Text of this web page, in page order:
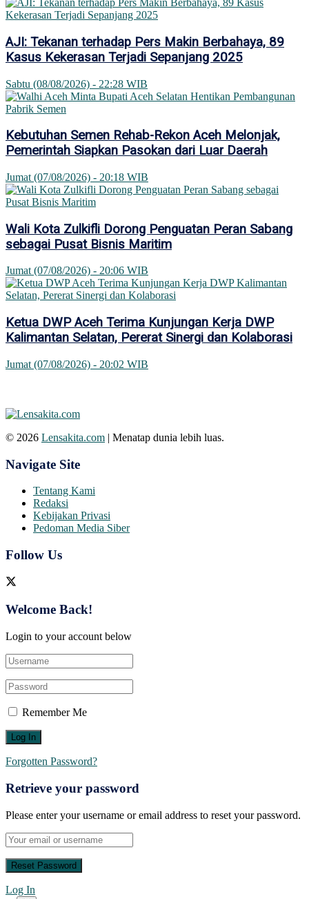
AJI: Tekanan terhadap Pers Makin Berbahaya, 89
Kasus Kekerasan Terjadi Sepanjang 2025
Sabtu (08/08/2026) - 22:28 WIB
Kebutuhan Semen Rehab-Rekon Aceh Melonjak,
Pemerintah Siapkan Pasokan dari Luar Daerah
Jumat (07/08/2026) - 20:18 WIB
Wali Kota Zulkifli Dorong Penguatan Peran Sabang
sebagai Pusat Bisnis Maritim
Jumat (07/08/2026) - 20:06 WIB
Ketua DWP Aceh Terima Kunjungan Kerja DWP
Kalimantan Selatan, Pererat Sinergi dan Kolaborasi
Jumat (07/08/2026) - 20:02 WIB
© 2026 Lensakita.com | Menatap dunia lebih luas.
Navigate Site
Tentang Kami
Redaksi
Kebijakan Privasi
Pedoman Media Siber
Follow Us
Welcome Back!
Login to your account below
Remember Me
Forgotten Password?
Retrieve your password
Please enter your username or email address to reset your password.
Log In